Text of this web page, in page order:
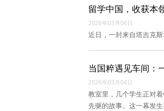
留学中国，收获本
2026年03月06日
近日，一封来自塔吉克
当国粹遇见车间：
2026年03月04日
教室里，几个学生正对
先驱的故事。这一幕发生